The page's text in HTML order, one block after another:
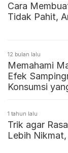
Cara
Tidak Pahit,
12 bulan lalu
Memahami
Efek
Konsumsi
1 tahun lalu
Trik agar
Lebih